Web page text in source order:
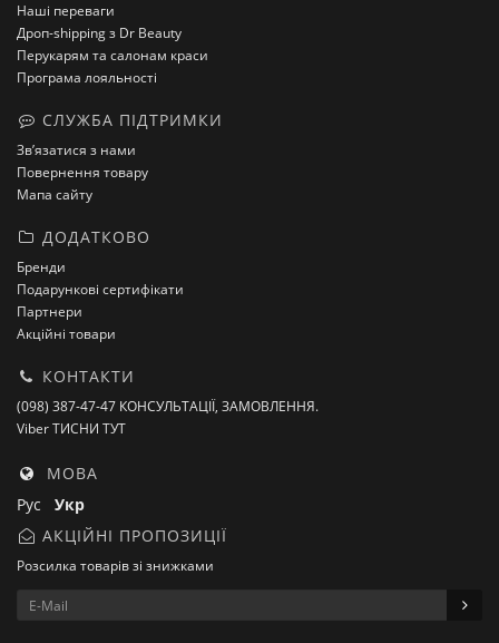
Наші переваги
Дроп-shipping з Dr Beauty
Перукарям та салонам краси
Програма лояльності
СЛУЖБА ПІДТРИМКИ
Зв’язатися з нами
Повернення товару
Мапа сайту
ДОДАТКОВО
Бренди
Подарункові сертифікати
Партнери
Акційні товари
КОНТАКТИ
(098) 387-47-47 КОНСУЛЬТАЦІЇ, ЗАМОВЛЕННЯ.
Viber ТИСНИ ТУТ
МОВА
Рус Укр
АКЦІЙНІ ПРОПОЗИЦІЇ
Розсилка товарів зі знижками